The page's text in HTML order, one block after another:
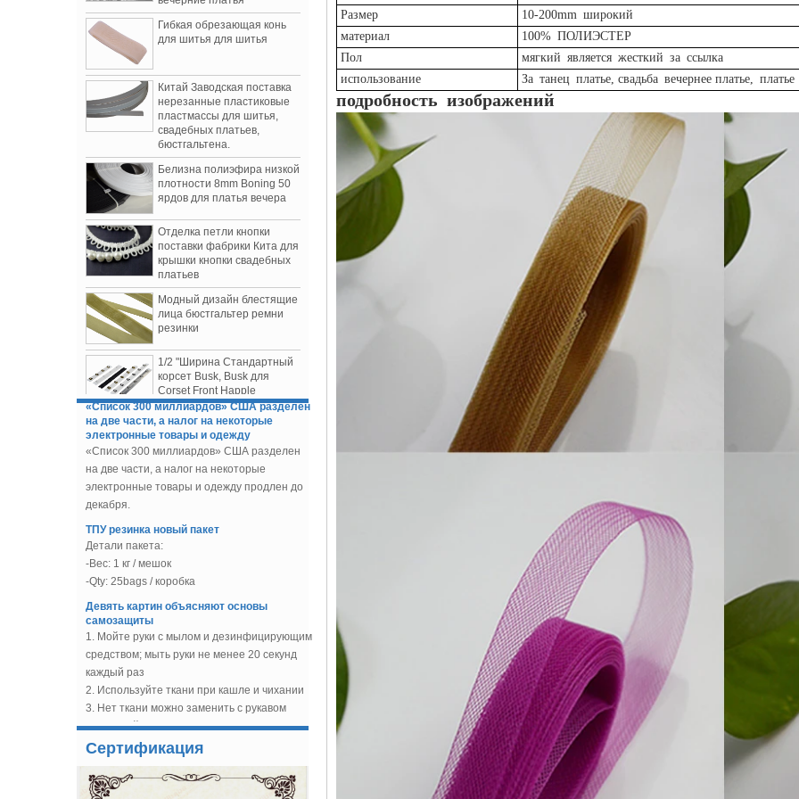
для шитья для шитья
пластмассы для шитья,
свадебных платьев,
бюстгальтена.
Белизна полиэфира низкой
плотности 8mm Boning 50
ярдов для платья вечера
Отделка петли кнопки
крышки кнопки свадебных
платьев
Модный дизайн блестящие
лица бюстгальтер ремни
резинки
1/2 "Ширина Стандартный
Corset Front Happle
Бюстгальтер и аксессуары
для купальников
Бюстгальтер на косточках
Хлопковый чехол
Слайдер для бюстгальтера
без никеля с нейлоновым
покрытием Фабрика Китая
аксессуаров
нейлоновым покрытием
Бюстгальтеры Поставщики
блестки тюль для
свадебного платья,
Гибкая обрезающая конь
для шитья для шитья
Китай Заводская поставка
нерезанные пластиковые
пластмассы для шитья,
свадебных платьев,
Женская одежда Осень / Зима 2019
Показывает
3 самых обсуждаемых шоу сезона
1.Томо Коидзуми
2. Боттега Венета
3.Prada
«Список 300 миллиардов» США разделен
на две части, а налог на некоторые
электронные товары и одежду
«Список 300 миллиардов» США разделен
на две части, а налог на некоторые
электронные товары и одежду продлен до
декабря.
Детали пакета:
-Вес: 1 кг / мешок
-Qty: 25bags / коробка
самозащиты
1. Мойте руки с мылом и дезинфицирующим
средством; мыть руки не менее 20 секунд
каждый раз
2. Используйте ткани при кашле и чихании
3. Нет ткани можно заменить с рукавом
4. Избегайте касания глаз, носа и рта, не
мойте руки
5. Избегайте тесного контакта с
неудобными людьми
6. Если вы чувствуете жар и усталость,
кашель, одышку, мышечные боли, эти
Новый дизайн спиральной стальной кости
с резиновой ручкой для защиты колена
В год 2019, наша компания разработать
новую форму спиральной стальной кости,
использовать для поддержки колена. И эта
Сертификация
Размер 10-200mm широкий
материал
100% ПОЛИЭСТЕР
Пол
мягкий является жесткий за ссылка
использование
За танец платье, свадьба вечернее платье, платье
подробность изображений